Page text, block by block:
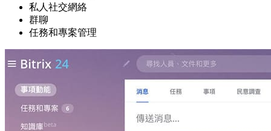
私人社交網絡
群聊
任務和專案管理